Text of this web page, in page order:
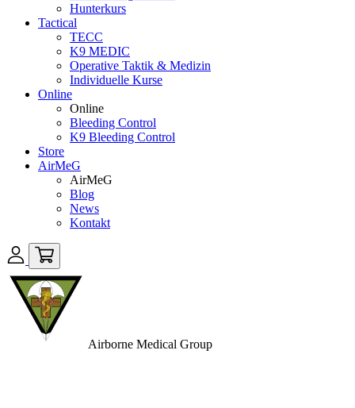
Hunterkurs
Tactical
TECC
K9 MEDIC
Operative Taktik & Medizin
Individuelle Kurse
Online
Online
Bleeding Control
K9 Bleeding Control
Store
AirMeG
AirMeG
Blog
News
Kontakt
Airborne Medical Group